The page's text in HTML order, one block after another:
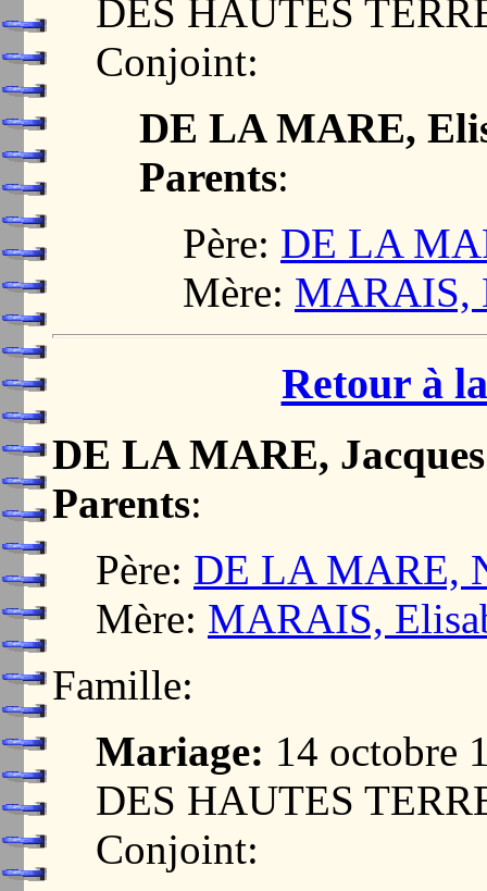
DES HAUTES
Conjoint:
DE LA MARE,
Parents:
Père: DE LA
Mère: MARAIS,
Retour à
DE LA MARE, Jacques
Parents:
Père: DE LA MARE,
Mère: MARAIS,
Famille:
Mariage: 14 octobre
DES HAUTES
Conjoint: